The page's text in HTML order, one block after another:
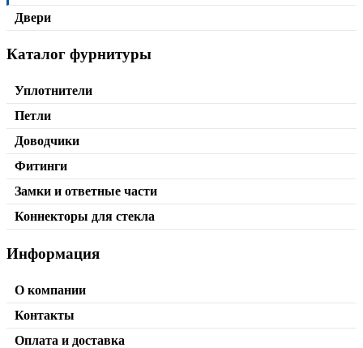
Стяжной угольник
от220,00₽ В корзину
Двери
Каталог фурнитуры
Уплотнители
Петли
Доводчики
Фитинги
Замки и ответные части
Коннекторы для стекла
Информация
О компании
Контакты
Оплата и доставка